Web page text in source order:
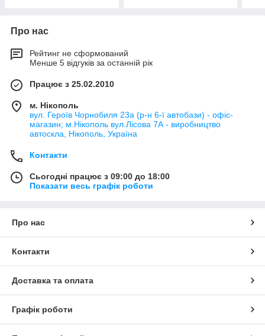
Про нас
Рейтинг не сформований
Менше 5 відгуків за останній рік
Працює з 25.02.2010
м. Нікополь
вул. Героїв Чорнобиля 23а (р-н 6-ї автобази) - офіс-
магазин; м.Нікополь вул.Лісова 7А - виробництво
автоскла, Нікополь, Україна
Контакти
Сьогодні працює з 09:00 до 18:00
Показати весь графік роботи
Про нас
Контакти
Доставка та оплата
Графік роботи